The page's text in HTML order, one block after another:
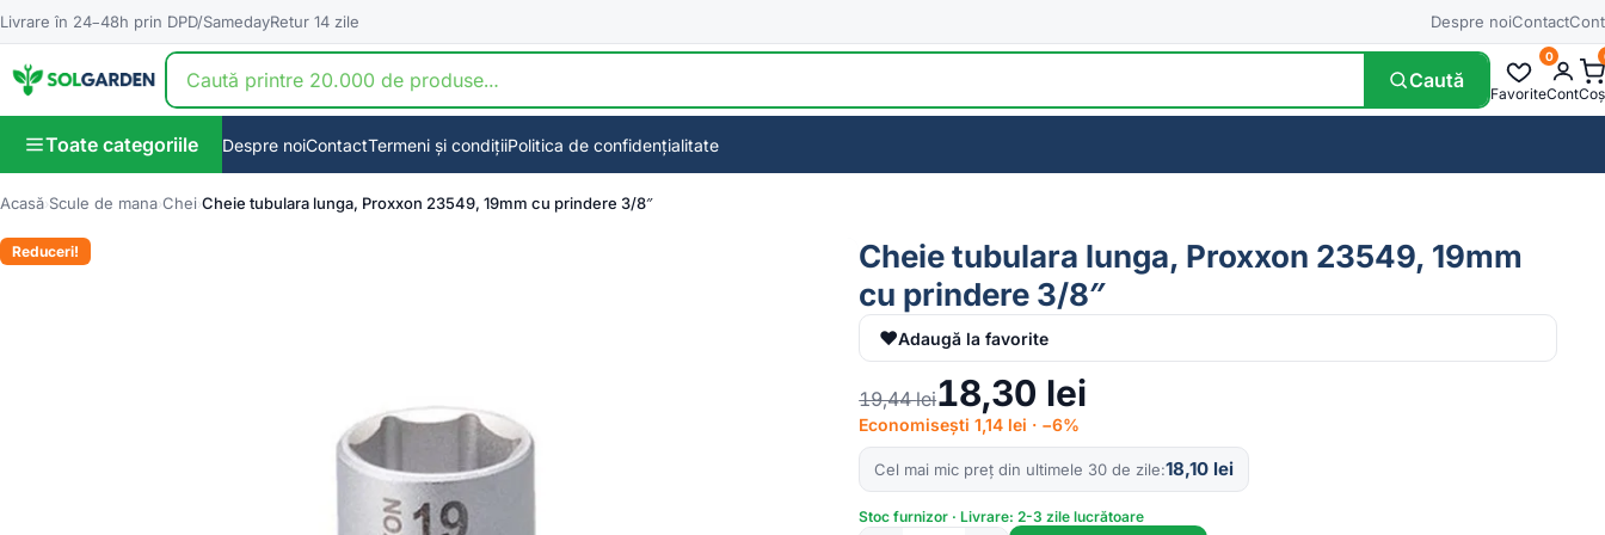
Livrare în 24–48h prin DPD/SamedayRetur 14 zile Despre noiContactCont
Caută
Favorite
0
ContCoș
Toate categoriile Despre noiContactTermeni și condițiiPolitica de confidențialitate
Acasă Scule de mana Chei Cheie tubulara lunga, Proxxon 23549, 19mm cu prindere 3/8″
Reduceri!
Cheie tubulara lunga, Proxxon 23549, 19mm
cu prindere 3/8″
♥Adaugă la favorite
19,44lei18,30 lei
Economisești 1,14 lei · −6%
Cel mai mic preț din ultimele 30 de zile 18,10 lei
Stoc furnizor · Livrare: 2-3 zile lucrătoare